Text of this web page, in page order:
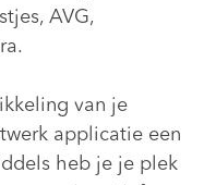
AVG,
van je
applicatie een
heb je je plek